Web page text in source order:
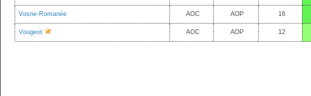
Vosne-Romanée
AOC AOP 16
Vougeot
AOC AOP 12